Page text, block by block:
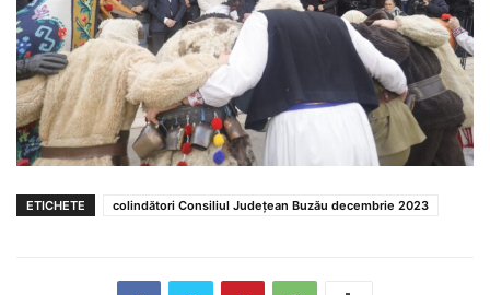
ETICHETE colindători Consiliul Județean Buzău decembrie 2023